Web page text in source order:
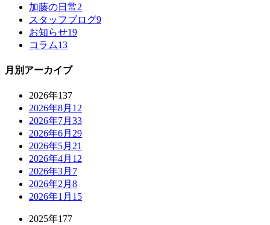
加藤の日常2
スタッフブログ9
お知らせ19
コラム13
月別アーカイブ
2026年137
2026年8月 12
2026年7月 33
2026年6月 29
2026年5月 21
2026年4月 12
2026年3月 7
2026年2月 8
2026年1月 15
2025年177